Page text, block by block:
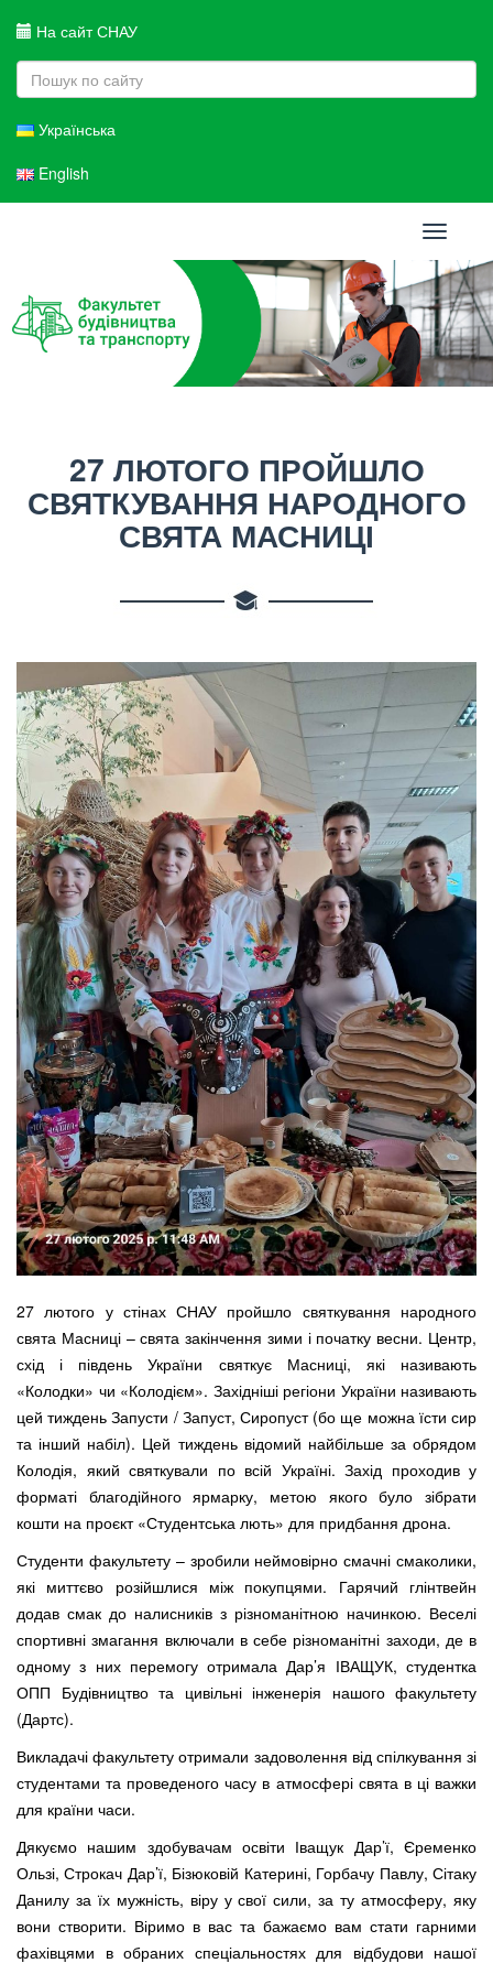
На сайт СНАУ
Українська
English
Toggle
27 ЛЮТОГО ПРОЙШЛО
СВЯТКУВАННЯ НАРОДНОГО
СВЯТА МАСНИЦІ
27 лютого у стінах СНАУ пройшло святкування народного
свята Масниці – свята закінчення зими і початку весни. Центр,
схід і південь України святкує Масниці, які називають
«Колодки» чи «Колодієм». Західніші регіони України називають
цей тиждень Запусти / Запуст, Сиропуст (бо ще можна їсти сир
та інший набіл). Цей тиждень відомий найбільше за обрядом
Колодія, який святкували по всій Україні. Захід проходив у
форматі благодійного ярмарку, метою якого було зібрати
кошти на проєкт «Студентська лють» для придбання дрона.
Студенти факультету – зробили неймовірно смачні смаколики,
які миттєво розійшлися між покупцями. Гарячий глінтвейн
додав смак до налисників з різноманітною начинкою. Веселі
спортивні змагання включали в себе різноманітні заходи, де в
одному з них перемогу отримала Дар’я ІВАЩУК, студентка
ОПП Будівництво та цивільні інженерія нашого факультету
(Дартс).
Викладачі факультету отримали задоволення від спілкування зі
студентами та проведеного часу в атмосфері свята в ці важки
для країни часи.
Дякуємо нашим здобувачам освіти Іващук Дар’ї, Єременко
Ользі, Строкач Дар’ї, Бізюковій Катерині, Горбачу Павлу, Сітаку
Данилу за їх мужність, віру у свої сили, за ту атмосферу, яку
вони створити. Віримо в вас та бажаємо вам стати гарними
фахівцями в обраних спеціальностях для відбудови нашої